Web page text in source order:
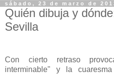
sábado, 23 de marzo de
Quién dibuja y
Sevilla
Con cierto retraso
interminable" y la